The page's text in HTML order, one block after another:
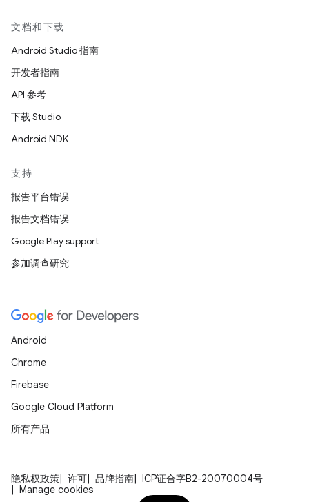
文档和下载
Android Studio 指南
开发者指南
API 参考
下载 Studio
Android NDK
支持
报告平台错误
报告文档错误
Google Play support
参加调查研究
Android
Chrome
Firebase
Google Cloud Platform
所有产品
隐私权政策 许可 品牌指南
ICP证合字B2-20070004号
Manage cookies